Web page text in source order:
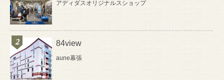
アディダスオリジナルスショップ
84view
aune幕張